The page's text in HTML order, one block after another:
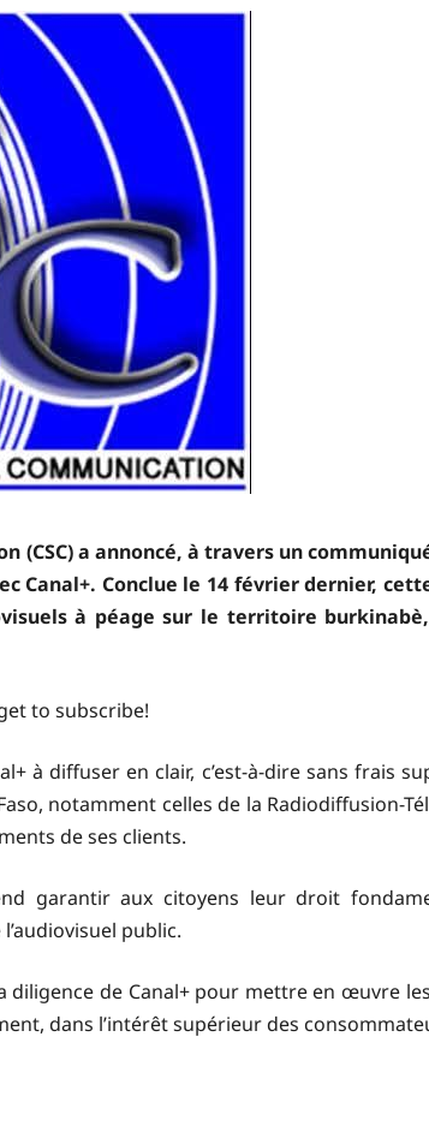
(CSC) a annoncé, à travers un
Canal+. Conclue le 14 février dernier,
à péage sur le territoire
to subscribe!
à diffuser en clair, c’est-à-dire sans frais
notamment celles de la Radiodiffusion-
de ses clients.
garantir aux citoyens leur droit
public.
diligence de Canal+ pour mettre en œuvre
dans l’intérêt supérieur des